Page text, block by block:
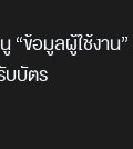
“ข้อมูลผู้ใช้งาน”
บบัตร